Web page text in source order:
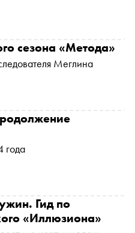
и наказании». «Сноб»
сезона «Метода»
Меглина
года
Гид по
«Иллюзиона»